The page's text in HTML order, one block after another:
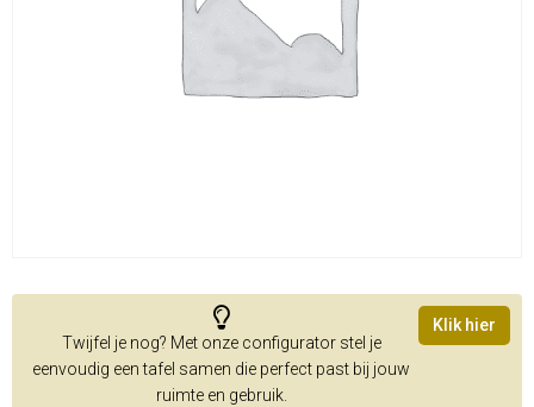
Twijfel je nog? Met onze configurator stel je
eenvoudig een tafel samen die perfect past bij jouw
ruimte en gebruik.
Klik hier